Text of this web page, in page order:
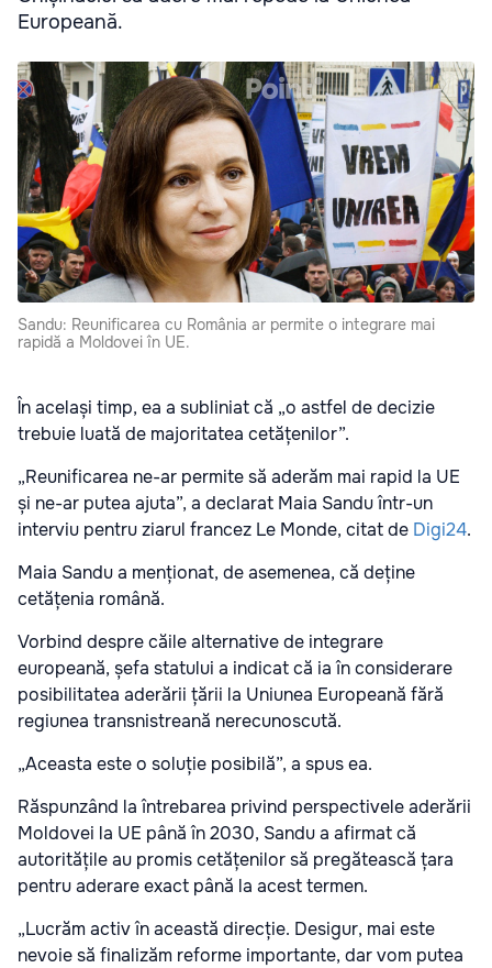
Europeană.
Sandu: Reunificarea cu România ar permite o integrare mai
rapidă a Moldovei în UE.
În același timp, ea a subliniat că „o astfel de decizie
trebuie luată de majoritatea cetățenilor”.
„Reunificarea ne-ar permite să aderăm mai rapid la UE
și ne-ar putea ajuta”, a declarat Maia Sandu într-un
interviu pentru ziarul francez Le Monde, citat de Digi24.
Maia Sandu a menționat, de asemenea, că deține
cetățenia română.
Vorbind despre căile alternative de integrare
europeană, șefa statului a indicat că ia în considerare
posibilitatea aderării țării la Uniunea Europeană fără
regiunea transnistreană nerecunoscută.
„Aceasta este o soluție posibilă”, a spus ea.
Răspunzând la întrebarea privind perspectivele aderării
Moldovei la UE până în 2030, Sandu a afirmat că
autoritățile au promis cetățenilor să pregătească țara
pentru aderare exact până la acest termen.
„Lucrăm activ în această direcție. Desigur, mai este
nevoie să finalizăm reforme importante, dar vom putea